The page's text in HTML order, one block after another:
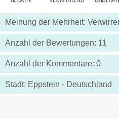
Meinung der Mehrheit:
Anzahl der Bewertungen: 11
Anzahl der Kommentare: 0
Stadt: Eppstein - Deutschland